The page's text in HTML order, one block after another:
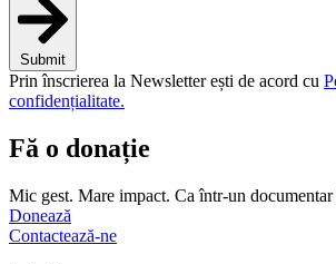
Submit
Prin înscrierea la Newsletter ești de acord cu
confidențialitate.
Fă o donație
Mic gest. Mare impact. Ca într-un documentar
Donează
Contactează-ne